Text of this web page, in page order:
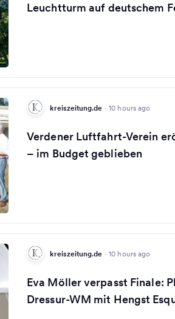
Leuchtturm auf deutschem
kreiszeitung.de · 10 hours ago
Verdener Luftfahrt-Verein
– im Budget geblieben
kreiszeitung.de · 10 hours ago
Eva Möller verpasst Finale:
Dressur-WM mit Hengst